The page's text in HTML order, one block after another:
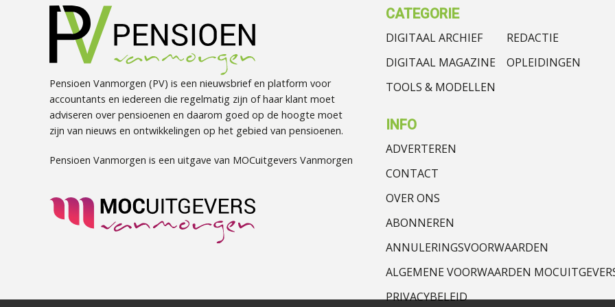
Pensioen Vanmorgen (PV) is een nieuwsbrief en platform voor
accountants en iedereen die regelmatig zijn of haar klant moet
adviseren over pensioenen en daarom goed op de hoogte moet
zijn van nieuws en ontwikkelingen op het gebied van pensioenen.
Pensioen Vanmorgen is een uitgave van MOCuitgevers Vanmorgen
CATEGORIE
DIGITAAL ARCHIEF
DIGITAAL MAGAZINE
TOOLS & MODELLEN
REDACTIE
OPLEIDINGEN
INFO
ADVERTEREN
CONTACT
OVER ONS
ABONNEREN
ANNULERINGSVOORWAARDEN
ALGEMENE VOORWAARDEN
PRIVACYBELEID